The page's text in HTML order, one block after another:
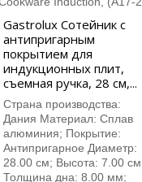
Gastrolux Сотейник с
антипригарным
покрытием для
индукционных плит,
съемная ручка, 28 см,...
Страна производства:
Дания Материал: Сплав
алюминия; Покрытие:
Антипригарное Диаметр:
28.00 см; Высота: 7.00 см
Толщина дна: 8.00 мм;